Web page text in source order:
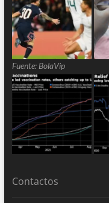
Fuente: BolaVip
Contactos